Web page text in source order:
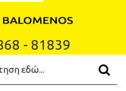
- 81839